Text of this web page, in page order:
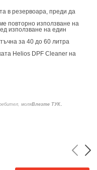
в резервоара, преди да
повторно използване на
използване на един
за 40 до 60 литра
Helios DPF Cleaner на
моляВлезте ТУК